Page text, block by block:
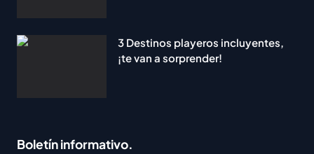
3 Destinos playeros incluyentes,
¡te van a sorprender!
Boletín informativo.